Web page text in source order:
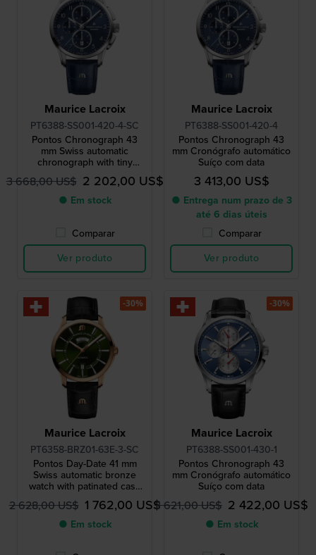
Maurice Lacroix
PT6388-SS001-420-4-SC
Pontos Chronograph 43
mm Swiss automatic
chronograph with tiny
scratches
3 668,00 US$ 2 202,00 US$
● Em stock
Comparar
Ver produto
Maurice Lacroix
PT6388-SS001-420-4
Pontos Chronograph 43
mm Cronógrafo automático
Suíço com data
3 413,00 US$
● Entrega num prazo de 3
até 6 dias úteis
Comparar
Ver produto
Maurice Lacroix
PT6358-BRZ01-63E-3-SC
Pontos Day-Date 41 mm
Swiss automatic bronze
watch with patinated case
and black leather strap
2 628,00 US$ 1 762,00 US$
● Em stock
-30%
Maurice Lacroix
PT6388-SS001-430-1
Pontos Chronograph 43
mm Cronógrafo automático
Suíço com data
3 621,00 US$ 2 422,00 US$
● Em stock
-30%